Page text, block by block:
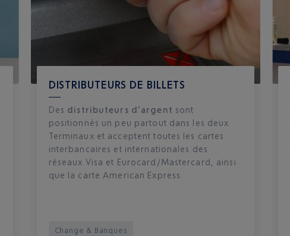
DISTRIBUTEURS DE BILLETS
Des distributeurs d’argent sont
positionnés un peu partout dans les deux
Terminaux et acceptent toutes les cartes
interbancaires et internationales des
réseaux Visa et Eurocard/Mastercard, ainsi
que la carte American Express.
Change & Banques